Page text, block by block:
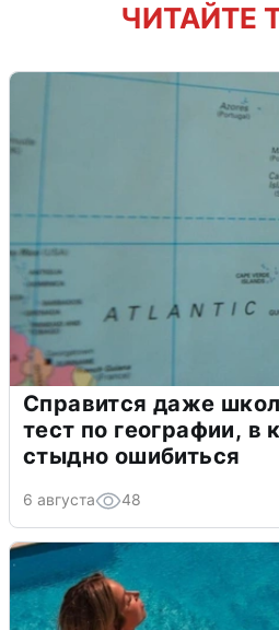
ЧИТАЙТЕ
Справится даже
тест по географии, в
стыдно ошибиться
6 августа 48